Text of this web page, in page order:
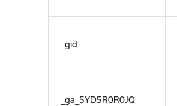
_gid
_ga_5YD5R0R0JQ